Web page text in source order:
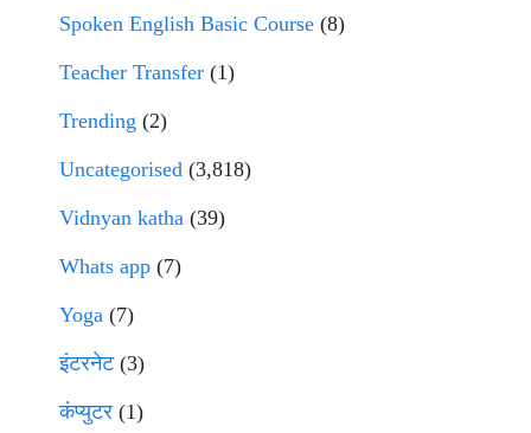
Spoken English Basic Course (8)
Teacher Transfer (1)
Trending (2)
Uncategorised (3,818)
Vidnyan katha (39)
Whats app (7)
Yoga (7)
इंटरनेट(3)
कंप्युटर (1)